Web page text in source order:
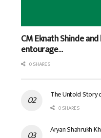
CM Eknath Shinde
entourage…
0 SHARES
The Untold Story
0 SHARES
Aryan Shahrukh